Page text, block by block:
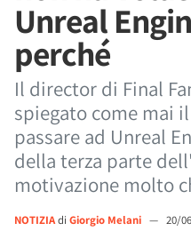
Unreal
perché
Il director di Final
spiegato come mai
passare ad Unreal
della terza parte
motivazione molto
NOTIZIAdi Giorgio Melani — 20/